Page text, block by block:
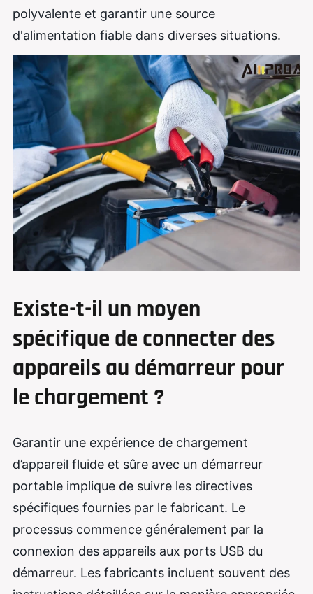
polyvalente et garantir une source
d'alimentation fiable dans diverses situations.
Existe-t-il un moyen
spécifique de connecter des
appareils au démarreur pour
le chargement ?
Garantir une expérience de chargement
d’appareil fluide et sûre avec un démarreur
portable implique de suivre les directives
spécifiques fournies par le fabricant. Le
processus commence généralement par la
connexion des appareils aux ports USB du
démarreur. Les fabricants incluent souvent des